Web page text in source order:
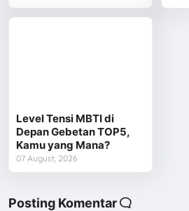
Level Tensi MBTI di
Depan Gebetan TOP5,
Kamu yang Mana?
07 August, 2026
Posting Komentar